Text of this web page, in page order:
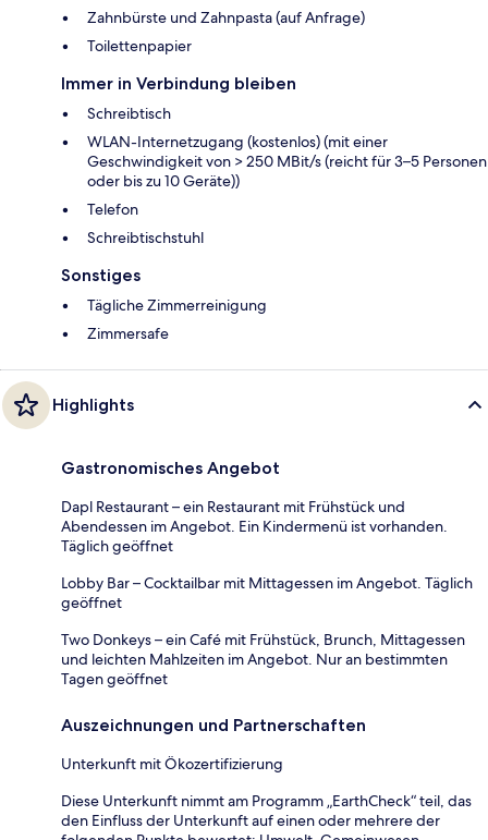
Zahnbürste und Zahnpasta (auf Anfrage)
Toilettenpapier
Immer in Verbindung bleiben
Schreibtisch
WLAN-Internetzugang (kostenlos) (mit einer
Geschwindigkeit von > 250 MBit/s (reicht für 3–5 Personen
oder bis zu 10 Geräte))
Telefon
Schreibtischstuhl
Sonstiges
Tägliche Zimmerreinigung
Zimmersafe
Highlights
Gastronomisches Angebot
Dapl Restaurant – ein Restaurant mit Frühstück und
Abendessen im Angebot. Ein Kindermenü ist vorhanden.
Täglich geöffnet
Lobby Bar – Cocktailbar mit Mittagessen im Angebot. Täglich
geöffnet
Two Donkeys – ein Café mit Frühstück, Brunch, Mittagessen
und leichten Mahlzeiten im Angebot. Nur an bestimmten
Tagen geöffnet
Auszeichnungen und Partnerschaften
Unterkunft mit Ökozertifizierung
Diese Unterkunft nimmt am Programm „EarthCheck“ teil, das
den Einfluss der Unterkunft auf einen oder mehrere der